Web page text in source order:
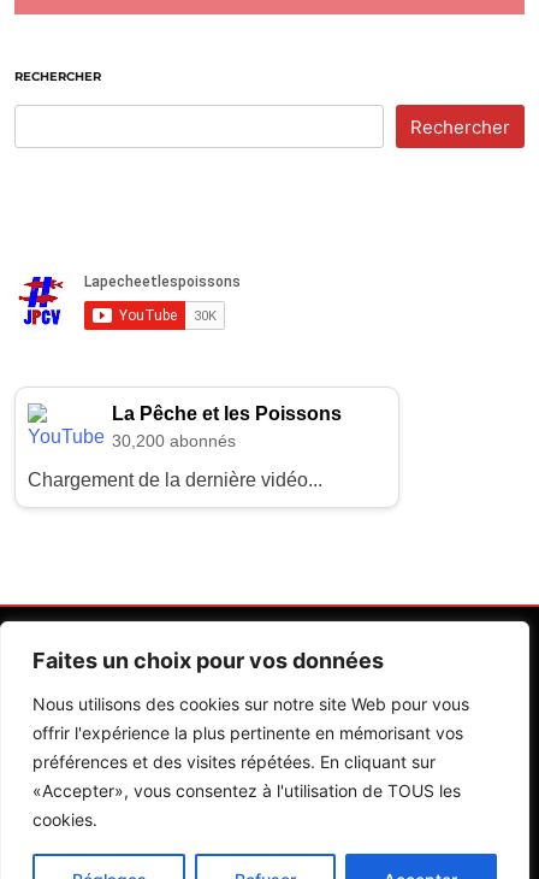
Faites un choix pour vos données
Nous utilisons des cookies sur notre site Web pour vous
offrir l'expérience la plus pertinente en mémorisant vos
préférences et des visites répétées. En cliquant sur
«Accepter», vous consentez à l'utilisation de TOUS les
cookies.
RECHERCHER
Rechercher
La Pêche et les Poissons
30,200 abonnés
Chargement de la dernière vidéo...
Contactez Nos Rédactions Mentions Légales